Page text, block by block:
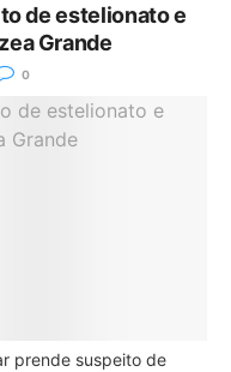
de estelionato e
Grande
0
prende suspeito de